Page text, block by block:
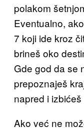
polakom
Eventualno,
7 koji ide kroz
brineš oko
Gde god da se
prepoznaješ
napred i
Ako već ne